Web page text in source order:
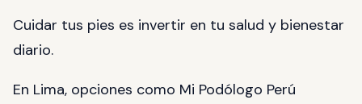
Cuidar tus pies es invertir en tu salud y bienestar
diario.
En Lima, opciones como Mi Podólogo Perú